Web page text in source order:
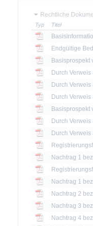
Rechtliche
Typ Titel
Endgültige
Basisprospekt
Basisprospekt
Nachtrag 1
Nachtrag 1
Nachtrag 2
Nachtrag 3
Nachtrag 4